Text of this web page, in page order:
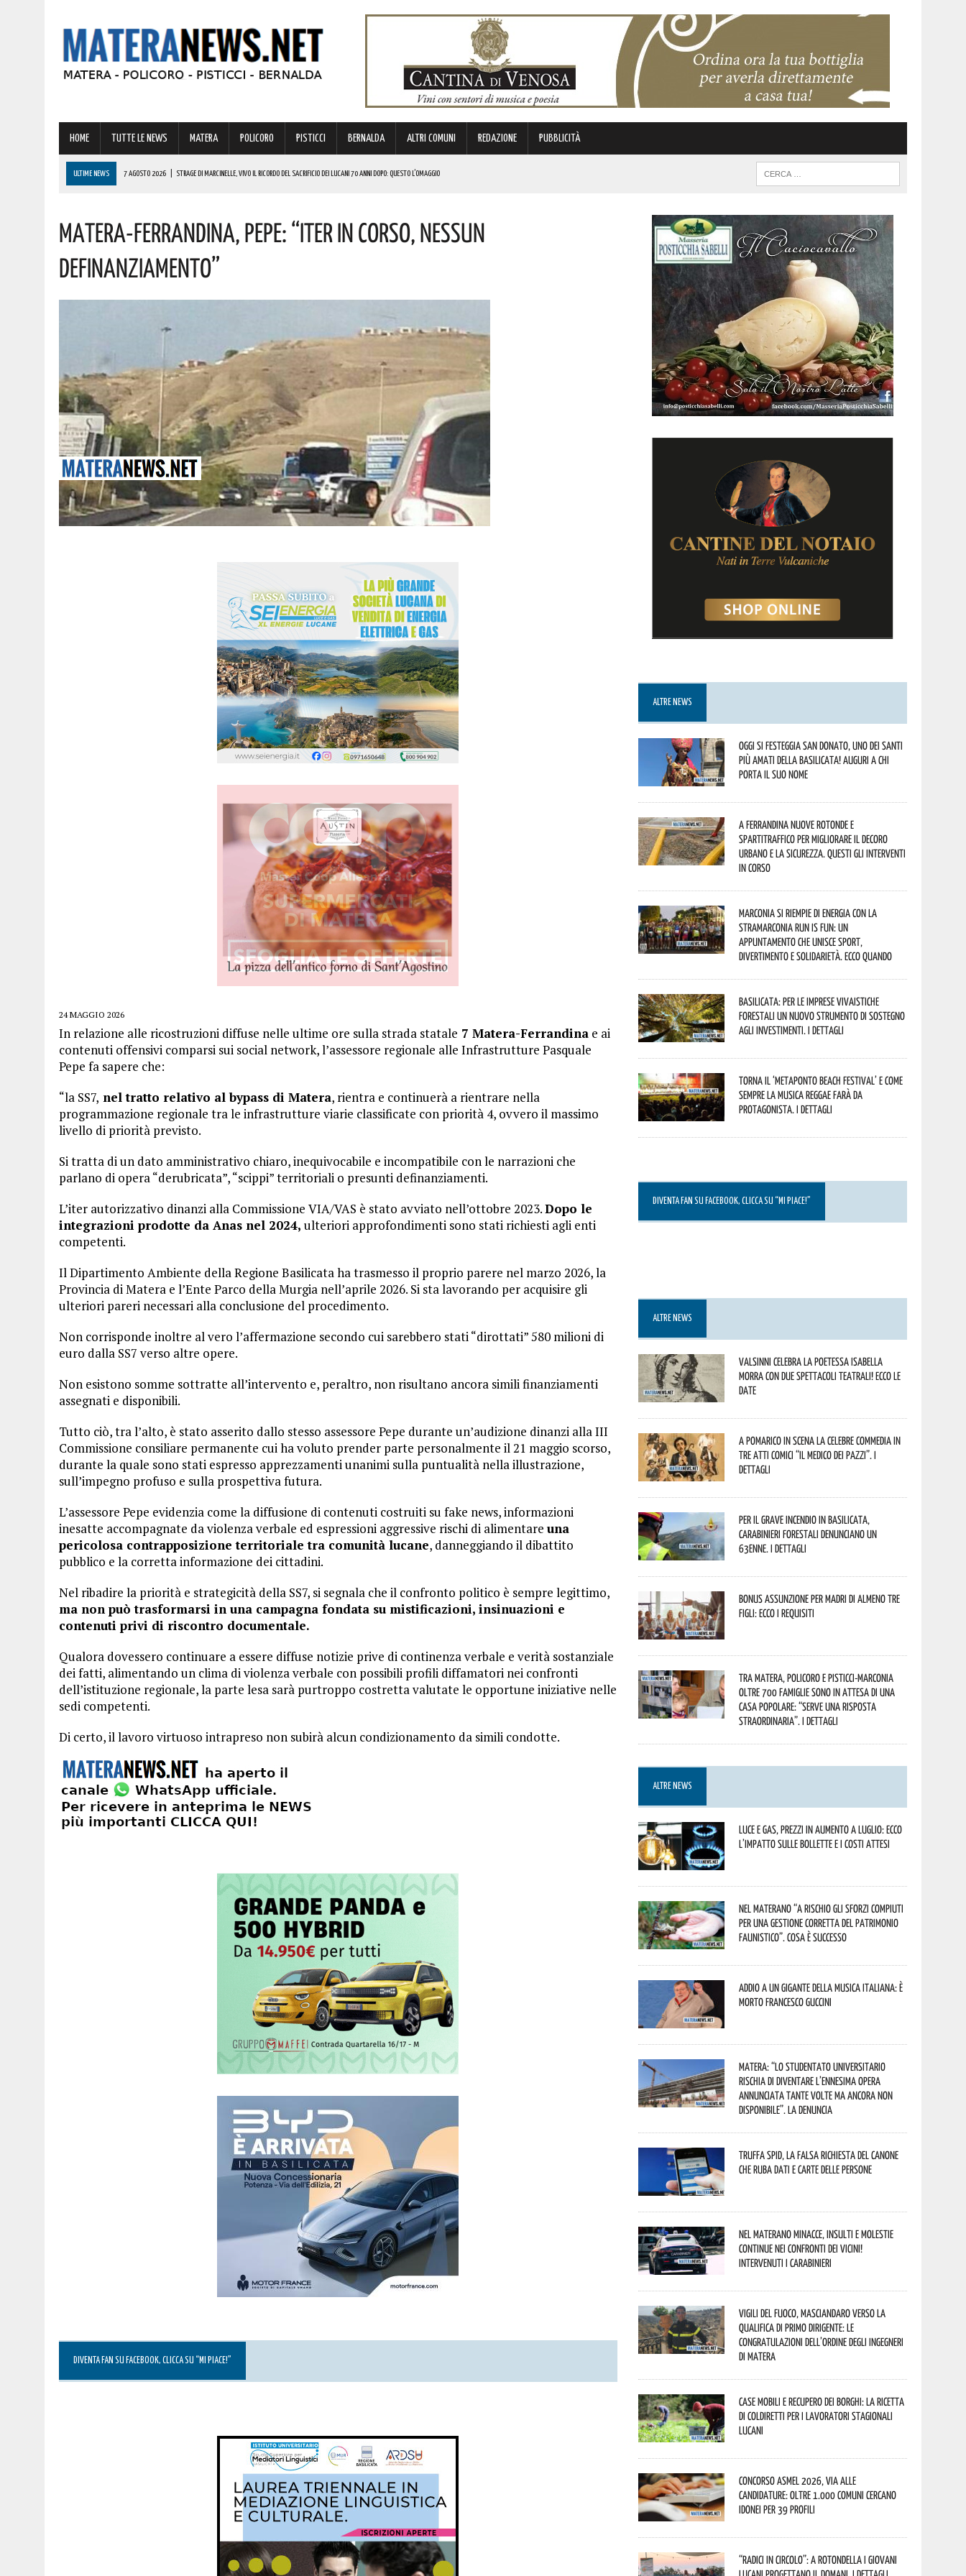
HOME TUTTE LE NEWS MATERA POLICORO PISTICCI BERNALDA ALTRI COMUNI REDAZIONE PUBBLICITÀ
ULTIME NEWS 7 AGOSTO 2026 STRAGE DI MARCINELLE, VIVO IL RICORDO DEL SACRIFICIO DEI LUCANI 70 ANNI DOPO: QUESTO L’OMAGGIO
AD ALIANO LA BANDABARDÒ IN CONCERTO. L’INGRESSO È GRATUITO
7 AGOSTO 2026 LOTTA ALLE FRODI AGROALIMENTARI: VANTAGGI CONCRETI PER I CONSUMATORI LUCANI. LE NOVITÀ
7 AGOSTO 2026 | A FERRANDINA CINQUE SERATE DI GRANDE MUSICA, CON UN PROGRAMMA CHE UNISCE LA SCENA ITALIANA A QUELLA INTERNAZIONALE. GLI APPUNTAMENTI IMPERDIBILI
Matera-Ferrandina, Pepe: “Iter In Corso, Nessun
Definanziamento”
24 MAGGIO 2026
In relazione alle ricostruzioni diffuse nelle ultime ore sulla strada statale 7 Matera-Ferrandina e ai
contenuti offensivi comparsi sui social network, l’assessore regionale alle Infrastrutture Pasquale
Pepe fa sapere che:
“la SS7, nel tratto relativo al bypass di Matera, rientra e continuerà a rientrare nella
programmazione regionale tra le infrastrutture viarie classificate con priorità 4, ovvero il massimo
livello di priorità previsto.
Si tratta di un dato amministrativo chiaro, inequivocabile e incompatibile con le narrazioni che
parlano di opera “derubricata”, “scippi” territoriali o presunti definanziamenti.
L’iter autorizzativo dinanzi alla Commissione VIA/VAS è stato avviato nell’ottobre 2023.Dopo le
integrazioni prodotte da Anas nel 2024, ulteriori approfondimenti sono stati richiesti agli enti
competenti.
Il Dipartimento Ambiente della Regione Basilicata ha trasmesso il proprio parere nel marzo 2026, la
Provincia di Matera e l’Ente Parco della Murgia nell’aprile 2026. Si sta lavorando per acquisire gli
ulteriori pareri necessari alla conclusione del procedimento.
Non corrisponde inoltre al vero l’affermazione secondo cui sarebbero stati “dirottati” 580 milioni di
euro dalla SS7 verso altre opere.
Non esistono somme sottratte all’intervento e, peraltro, non risultano ancora simili finanziamenti
assegnati e disponibili.
Tutto ciò, tra l’alto, è stato asserito dallo stesso assessore Pepe durante un’audizione dinanzi alla III
Commissione consiliare permanente cui ha voluto prender parte personalmente il 21 maggio scorso,
durante la quale sono stati espresso apprezzamenti unanimi sulla puntualità nella illustrazione,
sull’impegno profuso e sulla prospettiva futura.
L’assessore Pepe evidenzia come la diffusione di contenuti costruiti su fake news, informazioni
inesatte accompagnate da violenza verbale ed espressioni aggressive rischi di alimentare una
pericolosa contrapposizione territoriale tra comunità lucane, danneggiando il dibattito
pubblico e la corretta informazione dei cittadini.
Nel ribadire la priorità e strategicità della SS7, si segnala che il confronto politico è sempre legittimo,
ma non può trasformarsi in una campagna fondata su mistificazioni, insinuazioni e
contenuti privi di riscontro documentale.
Qualora dovessero continuare a essere diffuse notizie prive di continenza verbale e verità sostanziale
dei fatti, alimentando un clima di violenza verbale con possibili profili diffamatori nei confronti
dell’istituzione regionale, la parte lesa sarà purtroppo costretta valutate le opportune iniziative nelle
sedi competenti.
Di certo, il lavoro virtuoso intrapreso non subirà alcun condizionamento da simili condotte.
DIVENTA FAN SU FACEBOOK, CLICCA SU “MI PIACE!”
ALTRE NEWS
Oggi si festeggia San Donato, uno dei Santi
più amati della Basilicata! Auguri a chi
porta il suo nome
A Ferrandina nuove rotonde e
spartitraffico per migliorare il decoro
urbano e la sicurezza. Questi gli interventi
in corso
Marconia si riempie di energia con la
StraMarconia Run is Fun: un
appuntamento che unisce sport,
divertimento e solidarietà. Ecco quando
Basilicata: per le imprese vivaistiche
forestali un nuovo strumento di sostegno
agli investimenti. I dettagli
Torna il ‘Metaponto beach festival’ e come
sempre la musica reggae farà da
protagonista. I dettagli
DIVENTA FAN SU FACEBOOK, CLICCA SU “MI PIACE!”
ALTRE NEWS
Valsinni celebra la poetessa Isabella
Morra con due spettacoli teatrali! Ecco le
date
A Pomarico in scena la celebre commedia in
tre atti comici “Il medico dei pazzi”. I
dettagli
Per il grave incendio in Basilicata,
Carabinieri forestali denunciano un
63enne. I dettagli
Bonus assunzione per madri di almeno tre
figli: ecco i requisiti
Tra Matera, Policoro e Pisticci-Marconia
oltre 700 famiglie sono in attesa di una
casa popolare: “serve una risposta
straordinaria”. I dettagli
ALTRE NEWS
Luce e gas, prezzi in aumento a luglio: ecco
l’impatto sulle bollette e i costi attesi
Nel materano “a rischio gli sforzi compiuti
per una gestione corretta del patrimonio
faunistico”. Cosa è successo
Addio a un gigante della musica italiana: è
morto Francesco Guccini
Matera: “Lo studentato universitario
rischia di diventare l’ennesima opera
annunciata tante volte ma ancora non
disponibile”. La denuncia
Truffa Spid, la falsa richiesta del canone
che ruba dati e carte delle persone
Nel materano minacce, insulti e molestie
continue nei confronti dei vicini!
Intervenuti i Carabinieri
Vigili del Fuoco, Masciandaro verso la
qualifica di Primo Dirigente: le
congratulazioni dell’Ordine degli Ingegneri
di Matera
Case mobili e recupero dei borghi: la ricetta
di Coldiretti per i lavoratori stagionali
lucani
Concorso Asmel 2026, via alle
candidature: oltre 1.000 Comuni cercano
idonei per 39 profili
“Radici in Circolo”: a Rotondella i giovani